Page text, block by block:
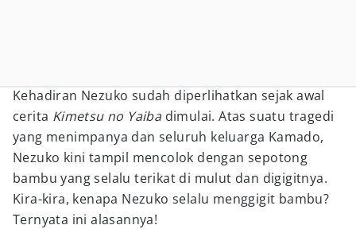
Kehadiran Nezuko sudah diperlihatkan sejak awal
cerita Kimetsu no Yaiba dimulai. Atas suatu tragedi
yang menimpanya dan seluruh keluarga Kamado,
Nezuko kini tampil mencolok dengan sepotong
bambu yang selalu terikat di mulut dan digigitnya.
Kira-kira, kenapa Nezuko selalu menggigit bambu?
Ternyata ini alasannya!